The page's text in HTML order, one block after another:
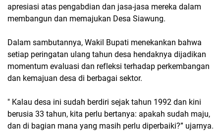
apresiasi atas pengabdian dan jasa-jasa mereka dalam
membangun dan memajukan Desa Siawung.
Dalam sambutannya, Wakil Bupati menekankan bahwa
setiap peringatan ulang tahun desa hendaknya dijadikan
momentum evaluasi dan refleksi terhadap perkembangan
dan kemajuan desa di berbagai sektor.
" Kalau desa ini sudah berdiri sejak tahun 1992 dan kini
berusia 33 tahun, kita perlu bertanya: apakah sudah maju,
dan di bagian mana yang masih perlu diperbaiki?” ujarnya.